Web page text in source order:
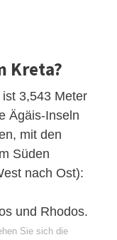
Kreta?
3,543 Meter
Ägäis-Inseln
mit den
Süden
nach Ost):
und Rhodos.
Sie sich die